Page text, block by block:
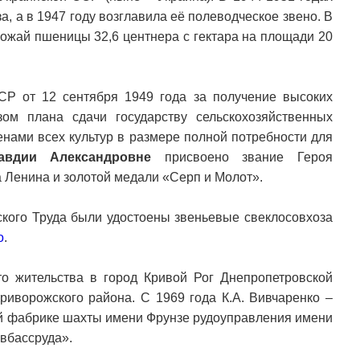
а в 1947 году возглавила её полеводческое звено. В
пшеницы 32,6 центнера с гектара на площади 20
от 12 сентября 1949 года за получение высоких
сдачи государству сельскохозяйственных
всех культур в размере полной потребности для
Александровне присвоено звание Героя
Ленина и золотой медали «Серп и Молот».
Труда были удостоены звеньевые свеклосовхоза
.
в город Кривой Рог Днепропетровской
района. С 1969 года К.А. Вивчаренко –
шахты имени Фрунзе рудоуправления имени